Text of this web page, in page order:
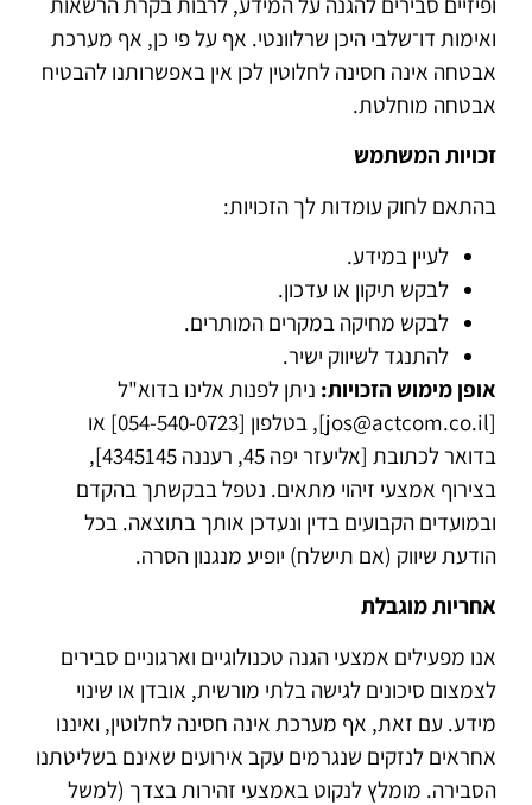
ואימות דו־שלבי היכן שרלוונטי. אף על פי כן, אף מערכת
אבטחה אינה חסינה לחלוטין לכן אין באפשרותנו להבטיח
אבטחה מוחלטת.
זכויות המשתמש
בהתאם לחוק עומדות לך הזכויות:
לעיין במידע.
לבקש תיקון או עדכון.
לבקש מחיקה במקרים המותרים.
להתנגד לשיווק ישיר.
אופן מימוש הזכויות: ניתן לפנות אלינו בדוא"ל
[jos@actcom.co.il], בטלפון [054-540-0723] או
בדואר לכתובת [אליעזר יפה 45, רעננה 4345145],
בצירוף אמצעי זיהוי מתאים. נטפל בבקשתך בהקדם
ובמועדים הקבועים בדין ונעדכן אותך בתוצאה. בכל
הודעת שיווק (אם תישלח) יופיע מנגנון הסרה.
אחריות מוגבלת
אנו מפעילים אמצעי הגנה טכנולוגיים וארגוניים סבירים
לצמצום סיכונים לגישה בלתי מורשית, אובדן או שינוי
מידע. עם זאת, אף מערכת אינה חסינה לחלוטין, ואיננו
אחראים לנזקים שנגרמים עקב אירועים שאינם בשליטתנו
הסבירה. מומלץ לנקוט באמצעי זהירות בצדך (למשל